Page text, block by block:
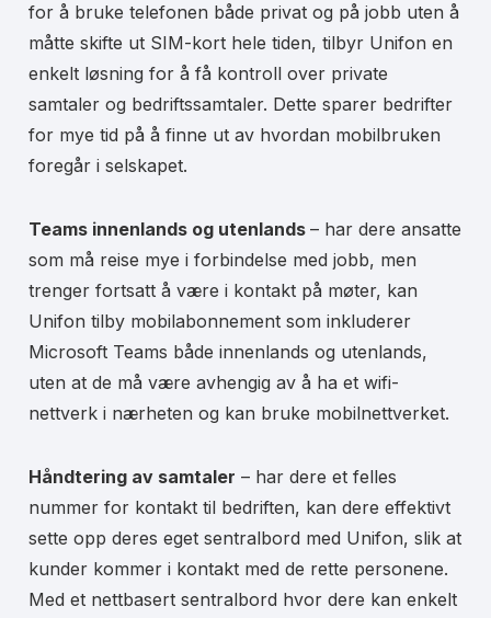
for å bruke telefonen både privat og på jobb uten å
måtte skifte ut SIM-kort hele tiden, tilbyr Unifon en
enkelt løsning for å få kontroll over private
samtaler og bedriftssamtaler. Dette sparer bedrifter
for mye tid på å finne ut av hvordan mobilbruken
foregår i selskapet.
Teams innenlands og utenlands – har dere ansatte
som må reise mye i forbindelse med jobb, men
trenger fortsatt å være i kontakt på møter, kan
Unifon tilby mobilabonnement som inkluderer
Microsoft Teams både innenlands og utenlands,
uten at de må være avhengig av å ha et wifi-
nettverk i nærheten og kan bruke mobilnettverket.
Håndtering av samtaler – har dere et felles
nummer for kontakt til bedriften, kan dere effektivt
sette opp deres eget sentralbord med Unifon, slik at
kunder kommer i kontakt med de rette personene.
Med et nettbasert sentralbord hvor dere kan enkelt